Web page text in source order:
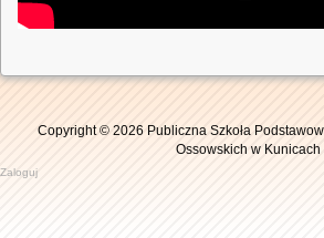
Copyright © 2026 Publiczna Szkoła
Ossowskich w Kunicach
Zaloguj